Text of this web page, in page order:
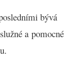
bývá
a pomocné